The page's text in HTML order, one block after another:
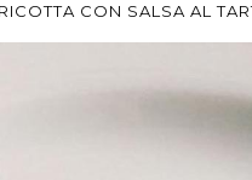
CON SALSA AL